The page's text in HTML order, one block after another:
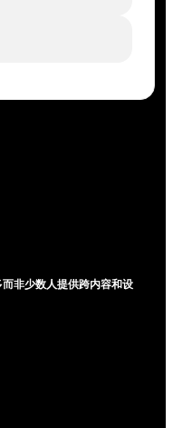
非少数人提供跨内容和设